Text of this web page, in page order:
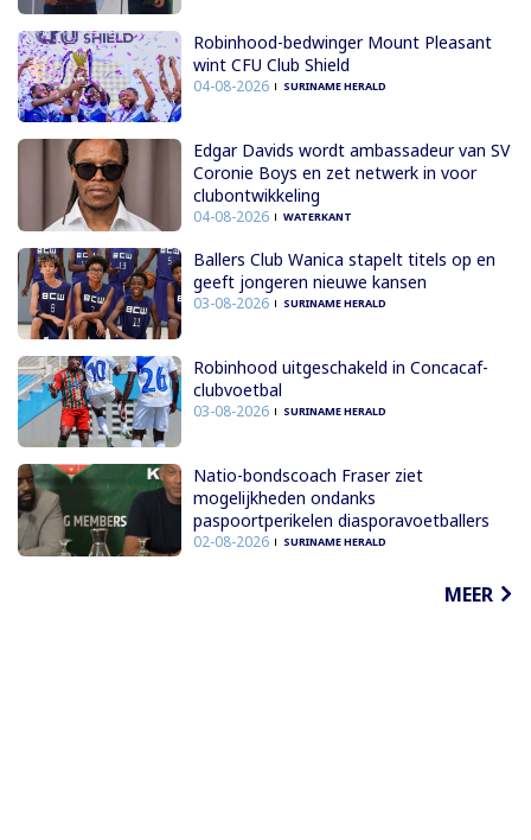
Robinhood-bedwinger Mount Pleasant
wint CFU Club Shield
04-08-2026 SURINAME HERALD
Edgar Davids wordt ambassadeur van SV
Coronie Boys en zet netwerk in voor
clubontwikkeling
04-08-2026 WATERKANT
Ballers Club Wanica stapelt titels op en
geeft jongeren nieuwe kansen
03-08-2026 SURINAME HERALD
Robinhood uitgeschakeld in Concacaf-
clubvoetbal
03-08-2026 SURINAME HERALD
Natio-bondscoach Fraser ziet
mogelijkheden ondanks
paspoortperikelen diasporavoetballers
02-08-2026 SURINAME HERALD
MEER